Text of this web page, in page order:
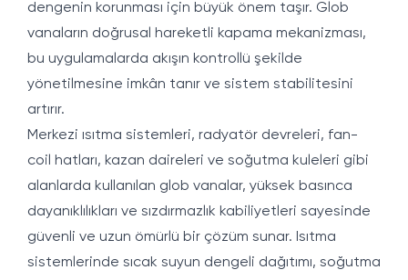
dengenin korunması için büyük önem taşır. Glob
vanaların doğrusal hareketli kapama mekanizması,
bu uygulamalarda akışın kontrollü şekilde
yönetilmesine imkân tanır ve sistem stabilitesini
artırır.
Merkezi ısıtma sistemleri, radyatör devreleri, fan-
coil hatları, kazan daireleri ve soğutma kuleleri gibi
alanlarda kullanılan glob vanalar, yüksek basınca
dayanıklılıkları ve sızdırmazlık kabiliyetleri sayesinde
güvenli ve uzun ömürlü bir çözüm sunar. Isıtma
sistemlerinde sıcak suyun dengeli dağıtımı, soğutma